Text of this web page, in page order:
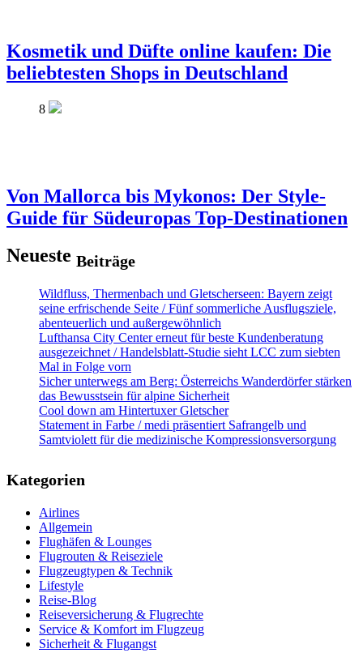
Kosmetik und Düfte online kaufen: Die
beliebtesten Shops in Deutschland
8
Von Mallorca bis Mykonos: Der Style-
Guide für Südeuropas Top-Destinationen
Neueste Beiträge
Wildfluss, Thermenbach und Gletscherseen: Bayern zeigt
seine erfrischende Seite / Fünf sommerliche Ausflugsziele,
abenteuerlich und außergewöhnlich
Lufthansa City Center erneut für beste Kundenberatung
ausgezeichnet / Handelsblatt-Studie sieht LCC zum siebten
Mal in Folge vorn
Sicher unterwegs am Berg: Österreichs Wanderdörfer stärken
das Bewusstsein für alpine Sicherheit
Cool down am Hintertuxer Gletscher
Statement in Farbe / medi präsentiert Safrangelb und
Samtviolett für die medizinische Kompressionsversorgung
Kategorien
Airlines
Allgemein
Flughäfen & Lounges
Flugrouten & Reiseziele
Flugzeugtypen & Technik
Lifestyle
Reise-Blog
Reiseversicherung & Flugrechte
Service & Komfort im Flugzeug
Sicherheit & Flugangst